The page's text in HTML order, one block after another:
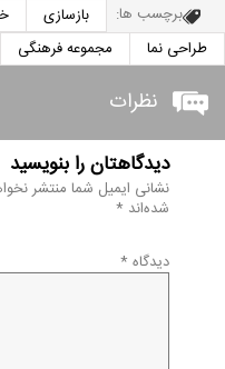
برچسب ها: بازسازی
طراحی نما
مجموعه فرهنگی
نظرات
دیدگاهتان را بنویسید
نشانی ایمیل شما منتشر
شده‌اند *
دیدگاه *